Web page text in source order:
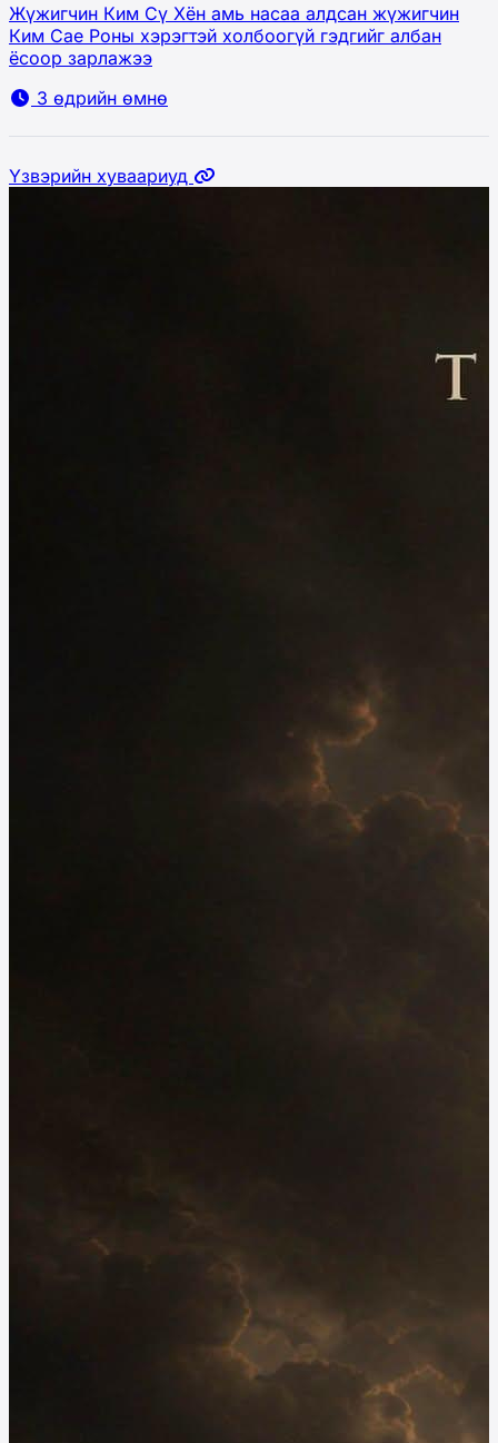
Жүжигчин Ким Сү Хён амь насаа алдсан жүжигчин
Ким Сае Роны хэрэгтэй холбоогүй гэдгийг албан
ёсоор зарлажээ
3 өдрийн өмнө
Үзвэрийн хуваариуд